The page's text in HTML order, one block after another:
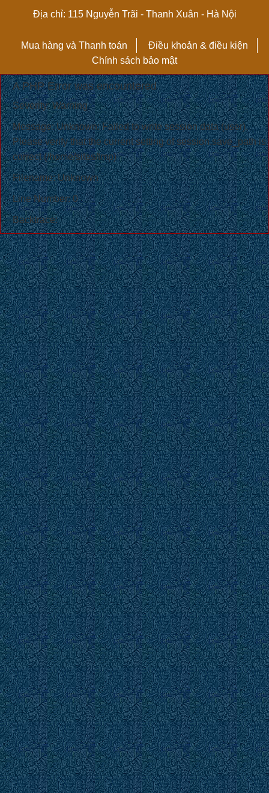
Địa chỉ: 115 Nguyễn Trãi - Thanh Xuân - Hà Nội
Mua hàng và Thanh toán
Điều khoản & điều kiện
Chính sách bảo mật
A PHP Error was encountered
Severity: Warning
Message: Unknown: Failed to write session data (user).
Please verify that the current setting of session.save_path is
correct (/home/sites/tmp)
Filename: Unknown
Line Number: 0
Backtrace: